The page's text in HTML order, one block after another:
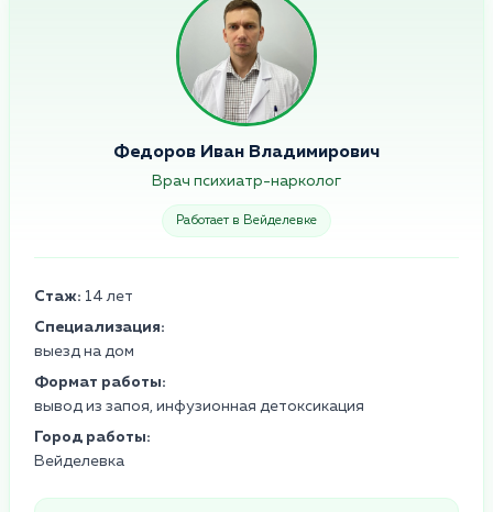
Федоров Иван Владимирович
Врач психиатр-нарколог
Работает в Вейделевке
Стаж: 14 лет
Специализация:
выезд на дом
Формат работы:
вывод из запоя, инфузионная детоксикация
Город работы:
Вейделевка